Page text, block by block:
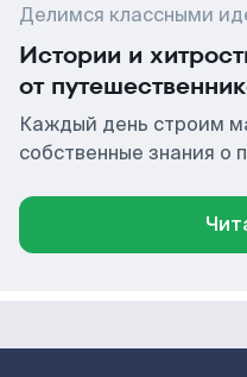
Делимся классными
Истории и
от
Каждый день строим
собственные знания о